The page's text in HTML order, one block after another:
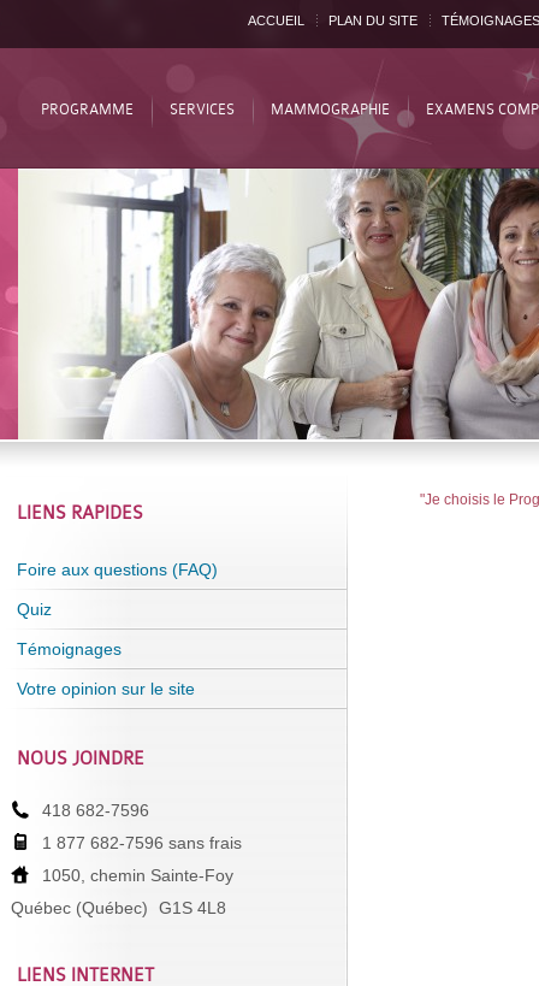
ACCUEIL PLAN DU SITE TÉMOIGNAGES
PROGRAMME SERVICES MAMMOGRAPHIE EXAMENS
"Je choisis le
LIENS RAPIDES
Foire aux questions (FAQ)
Quiz
Témoignages
Votre opinion sur le site
NOUS JOINDRE
418 682-7596
1 877 682-7596 sans frais
1050, chemin Sainte-Foy
Québec (Québec)
G1S 4L8
LIENS INTERNET